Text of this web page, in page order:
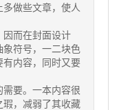
多做些文章，使人
因而在封面设计
象符号，一二块色
有内容，同时又要
要。一本内容很
瑕，减弱了其收藏